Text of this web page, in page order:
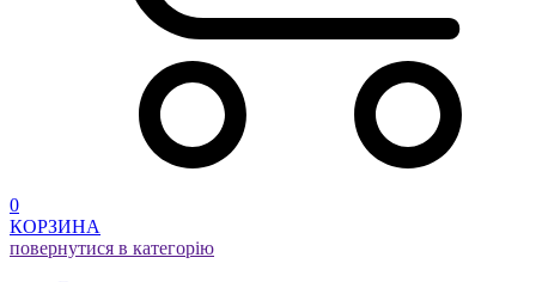
0
КОРЗИНА
повернутися в категорію